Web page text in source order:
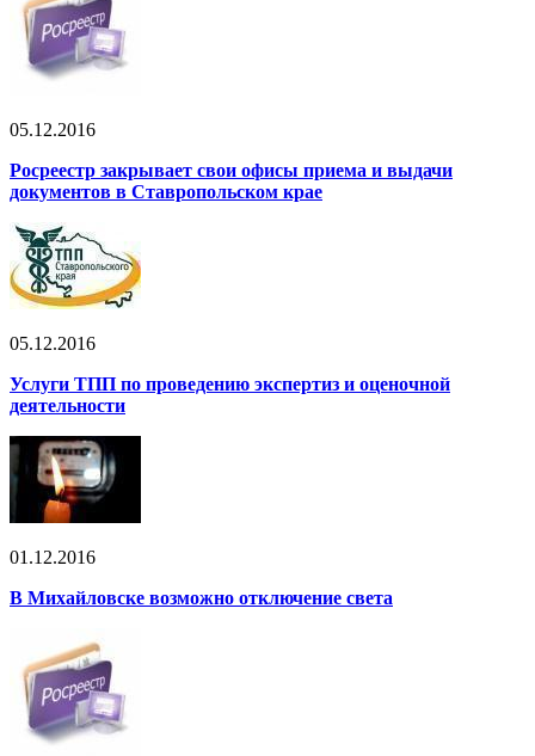
05.12.2016
Росреестр закрывает свои офисы приема и выдачи
документов в Ставропольском крае
05.12.2016
Услуги ТПП по проведению экспертиз и оценочной
деятельности
01.12.2016
В Михайловске возможно отключение света